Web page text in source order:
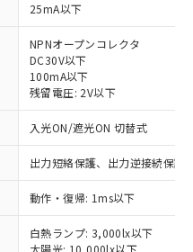
25mA以下
NPNオープンコレクタ
DC30V以下
100mA以下
残留電圧: 2V以下
入光ON/遮光ON 切替式
出力短絡保護、出力逆接続保護
動作・復帰: 1ms以下
白熱ランプ: 3,000lx以下
太陽光: 10,000lx以下
令（10物質）の
提供可能な商品で